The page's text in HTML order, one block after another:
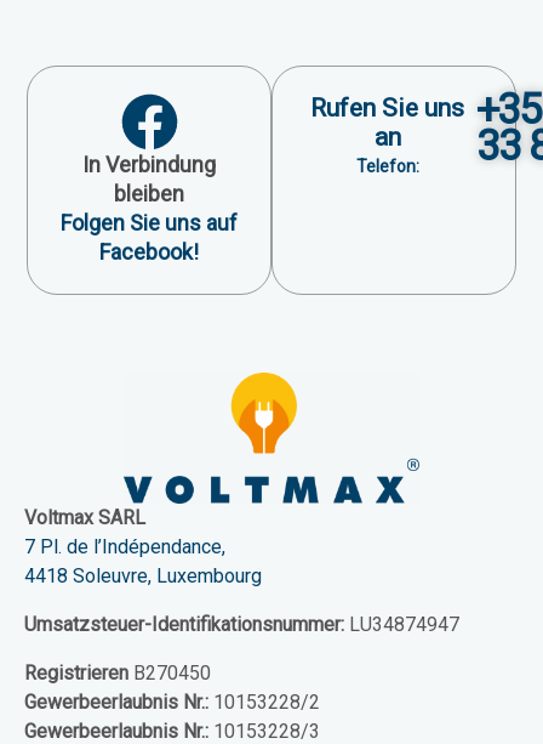
In Verbindung
bleiben
Folgen Sie uns auf
Facebook!
Rufen Sie uns
an
Telefon: 33
Voltmax SARL
7 Pl. de l’Indépendance,
4418 Soleuvre, Luxembourg
Umsatzsteuer-Identifikationsnummer: LU34874947
Registrieren B270450
Gewerbeerlaubnis Nr.: 10153228/2
Gewerbeerlaubnis Nr.: 10153228/3